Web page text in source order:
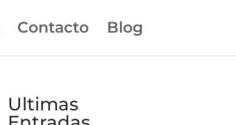
Contacto Blog
Ultimas